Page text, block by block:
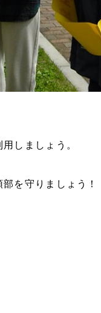
しましょう。
を守りましょう！